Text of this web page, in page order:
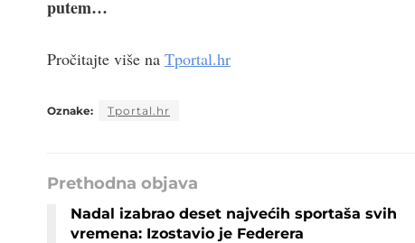
putem…
Pročitajte više na Tportal.hr
Oznake: Tportal.hr
Prethodna objava
Nadal izabrao deset najvećih sportaša svih
vremena: Izostavio je Federera